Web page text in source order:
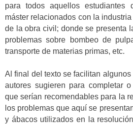
para todos aquellos
máster relacionados con la
de la obra civil; donde se presenta
problemas sobre bombeo de
transporte de materias primas, etc.
Al final del texto se facilitan
autores sugieren para completar
que serían recomendables para la
los problemas que aquí se
y ábacos utilizados en la